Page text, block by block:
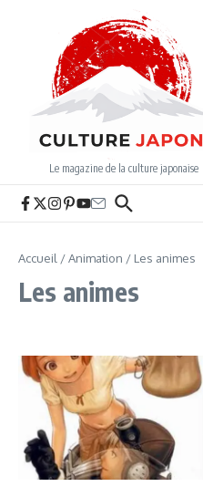
Le magazine de la culture japonaise
Accueil /Animation / Les animes
Les animes